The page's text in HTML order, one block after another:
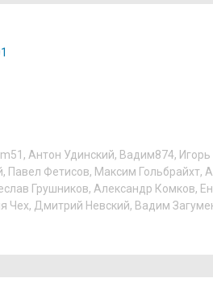
, Антон Удинский, Вадим874,
, Павел Фетисов, Максим Гольбрайхт,
Грушников, Александр Комков,
Чех, Дмитрий Невский, Вадим